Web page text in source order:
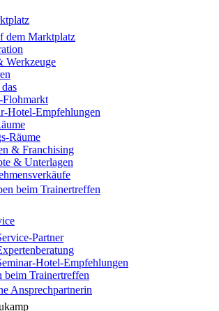
dem Marktplatz
Werkzeuge
Flohmarkt
Hotel-Empfehlungen
Räume
& Franchising
& Unterlagen
beim Trainertreffen
Partner
Hotel-Empfehlungen
beim Trainertreffen
Ansprechpartnerin